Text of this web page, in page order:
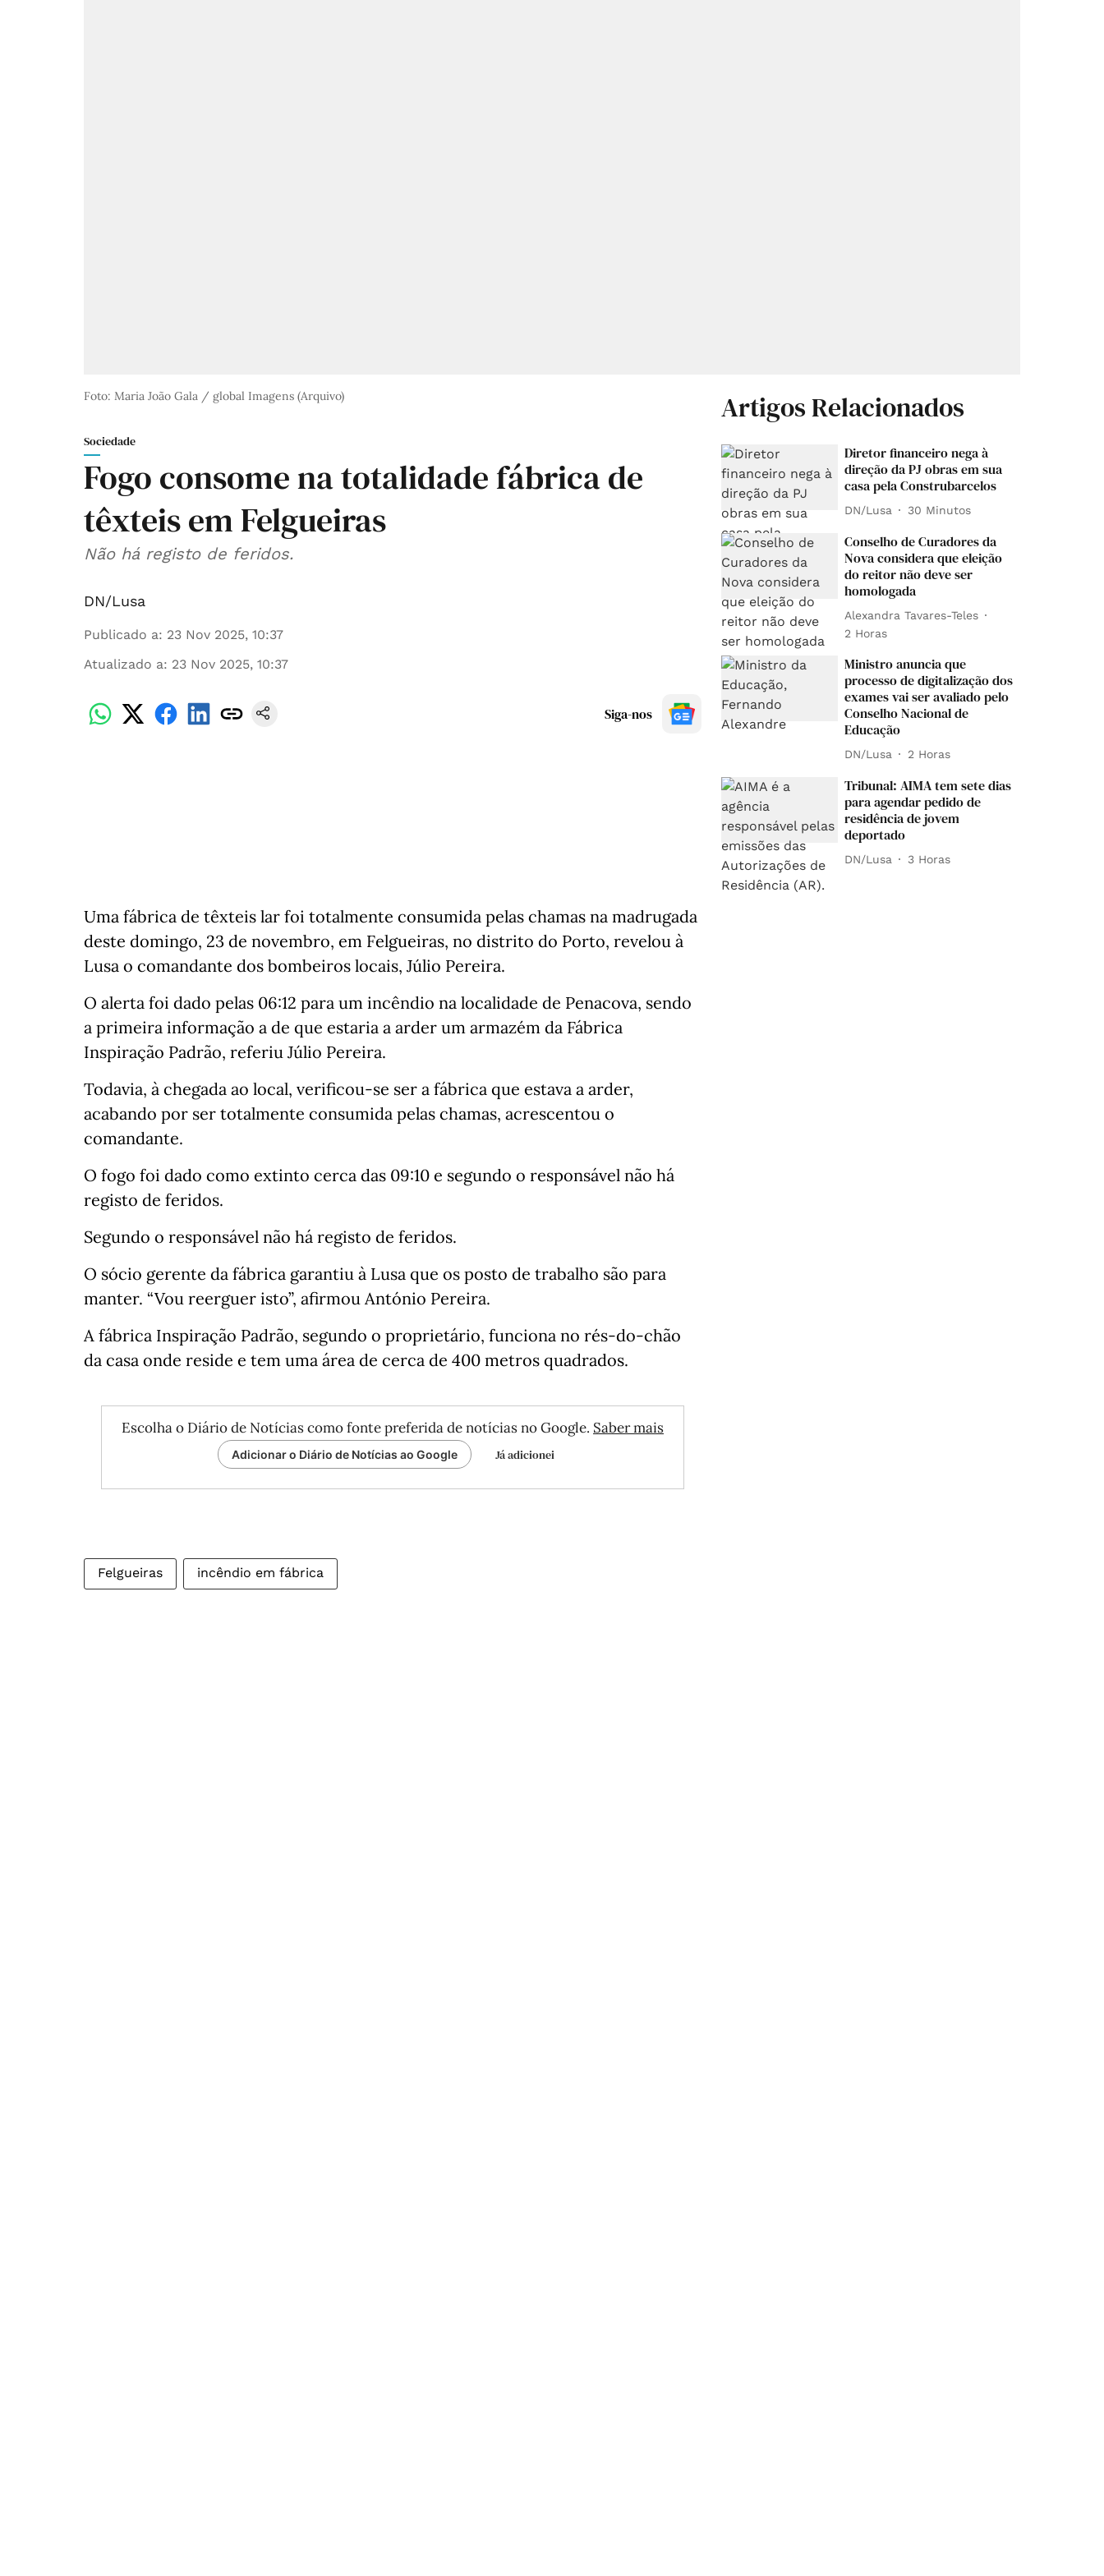
Foto: Maria João Gala / global Imagens (Arquivo)
Sociedade
Fogo consome na totalidade fábrica de
têxteis em Felgueiras
Não há registo de feridos.
DN/Lusa
Publicado a: 23 Nov 2025, 10:37
Atualizado a: 23 Nov 2025, 10:37
Siga-nos
Uma fábrica de têxteis lar foi totalmente consumida pelas chamas na madrugada
deste domingo, 23 de novembro, em Felgueiras, no distrito do Porto, revelou à
Lusa o comandante dos bombeiros locais, Júlio Pereira.
O alerta foi dado pelas 06:12 para um incêndio na localidade de Penacova, sendo
a primeira informação a de que estaria a arder um armazém da Fábrica
Inspiração Padrão, referiu Júlio Pereira.
Todavia, à chegada ao local, verificou-se ser a fábrica que estava a arder,
acabando por ser totalmente consumida pelas chamas, acrescentou o
comandante.
O fogo foi dado como extinto cerca das 09:10 e segundo o responsável não há
registo de feridos.
Segundo o responsável não há registo de feridos.
O sócio gerente da fábrica garantiu à Lusa que os posto de trabalho são para
manter. “Vou reerguer isto”, afirmou António Pereira.
A fábrica Inspiração Padrão, segundo o proprietário, funciona no rés-do-chão
da casa onde reside e tem uma área de cerca de 400 metros quadrados.
Escolha o Diário de Notícias como fonte preferida de notícias no Google. Saber mais
Adicionar o Diário de Notícias ao Google Já adicionei
Felgueiras incêndio em fábrica
Artigos Relacionados
Diretor financeiro nega à
direção da PJ obras em sua
casa pela Construbarcelos
DN/Lusa 30 Minutos
Conselho de Curadores da
Nova considera que eleição
do reitor não deve ser
homologada
Alexandra Tavares-Teles
2 Horas
Ministro anuncia que
processo de digitalização dos
exames vai ser avaliado pelo
Conselho Nacional de
Educação
DN/Lusa 2 Horas
Tribunal: AIMA tem sete dias
para agendar pedido de
residência de jovem
deportado
DN/Lusa 3 Horas